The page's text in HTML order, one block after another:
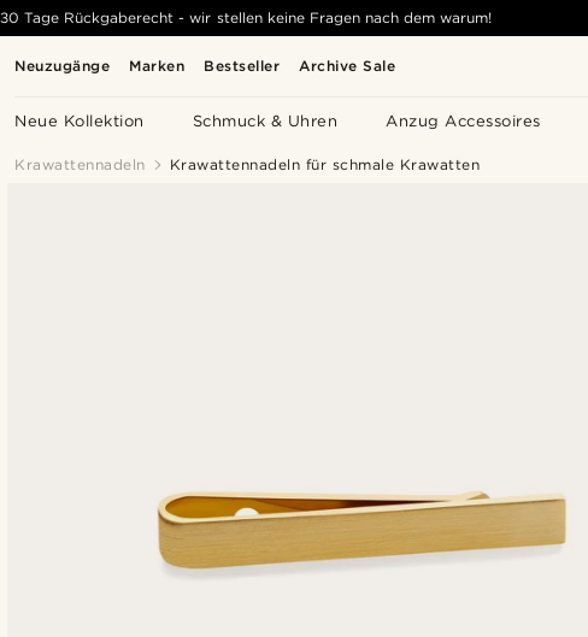
Neuzugänge Marken Bestseller Archive Sale
Neue Kollektion Schmuck & Uhren Anzug Accessoires
30 Tage Rückgaberecht - wir stellen keine Fragen nach dem warum!
Krawattennadeln Krawattennadeln für schmale Krawatten